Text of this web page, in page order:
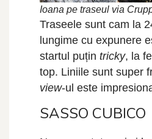
Ioana pe traseul via
Traseele sunt cam la
lungime cu expunere
startul puțin tricky, la
top. Liniile sunt super
view-ul este
SASSO CUBICO